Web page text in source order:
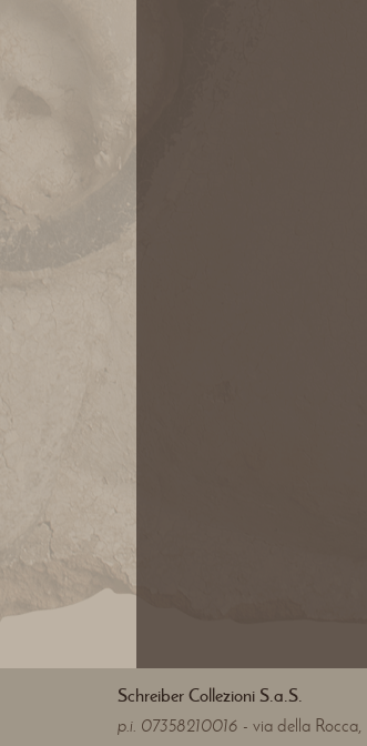
Schreiber Collezioni S.a.S.
p.i. 07358210016 - via della Rocca,